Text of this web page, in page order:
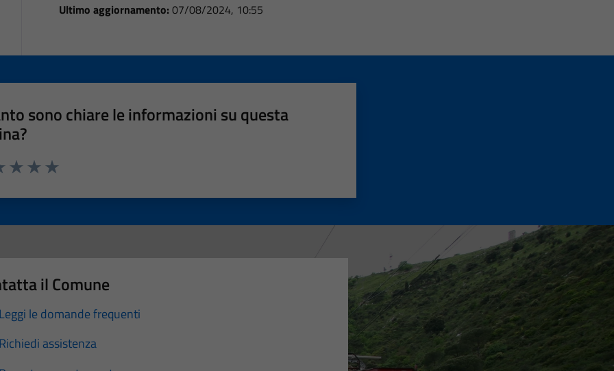
Ultimo aggiornamento: 07/08/2024, 10:55
sono chiare le informazioni su questa
il Comune
Leggi le domande frequenti
Richiedi assistenza